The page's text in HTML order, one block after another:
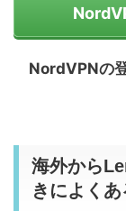
NordVPNの
海外から
きによく